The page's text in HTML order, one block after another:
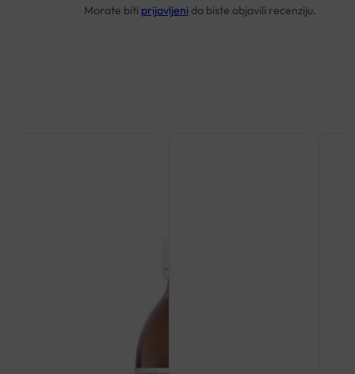
Morate biti prijavljeni da biste objavili recenziju.